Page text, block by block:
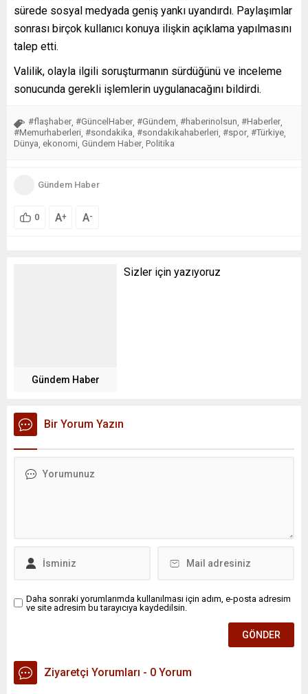
sürede sosyal medyada geniş yankı uyandırdı. Paylaşımlar
sonrası birçok kullanıcı konuya ilişkin açıklama yapılmasını
talep etti.
Valilik, olayla ilgili soruşturmanın sürdüğünü ve inceleme
sonucunda gerekli işlemlerin uygulanacağını bildirdi.
#flaşhaber #GüncelHaber #Gündem #haberinolsun #Haberler
#Memurhaberleri #sondakika #sondakikahaberleri #spor #Türkiye
Dünya ekonomi Gündem Haber Politika
Gündem Haber
0 A+ A-
Gündem Haber
Sizler için yazıyoruz
Bir Yorum Yazın
Daha sonraki yorumlarımda kullanılması için adım, e-posta adresim
ve site adresim bu tarayıcıya kaydedilsin.
Ziyaretçi Yorumları - 0 Yorum